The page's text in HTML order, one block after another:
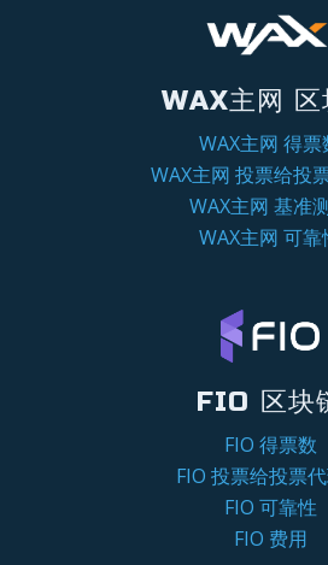
WAX主网 区
WAX主网 得票
WAX主网 投票给投
WAX主网 基准
WAX主网 可靠
FIO 区块
FIO 得票数
FIO 投票给投票
FIO 可靠性
FIO 费用